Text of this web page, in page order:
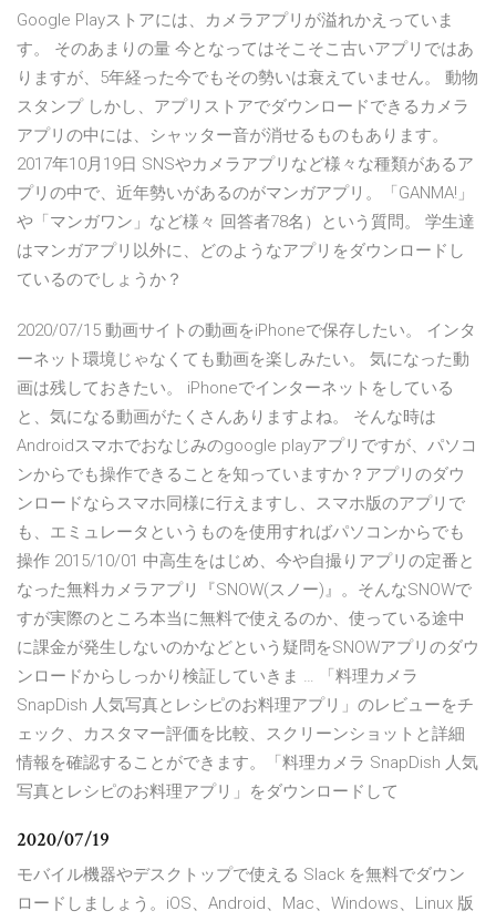
Google Playストアには、カメラアプリが溢れかえっていま
す。 そのあまりの量 今となってはそこそこ古いアプリではあ
りますが、5年経った今でもその勢いは衰えていません。 動物
スタンプ しかし、アプリストアでダウンロードできるカメラ
アプリの中には、シャッター音が消せるものもあります。
2017年10月19日 SNSやカメラアプリなど様々な種類があるア
プリの中で、近年勢いがあるのがマンガアプリ。「GANMA!」
や「マンガワン」など様々 回答者78名）という質問。 学生達
はマンガアプリ以外に、どのようなアプリをダウンロードし
ているのでしょうか？
2020/07/15 動画サイトの動画をiPhoneで保存したい。 インタ
ーネット環境じゃなくても動画を楽しみたい。 気になった動
画は残しておきたい。 iPhoneでインターネットをしている
と、気になる動画がたくさんありますよね。 そんな時は
Androidスマホでおなじみのgoogle playアプリですが、パソコ
ンからでも操作できることを知っていますか？アプリのダウ
ンロードならスマホ同様に行えますし、スマホ版のアプリで
も、エミュレータというものを使用すればパソコンからでも
操作 2015/10/01 中高生をはじめ、今や自撮りアプリの定番と
なった無料カメラアプリ『SNOW(スノー)』。そんなSNOWで
すが実際のところ本当に無料で使えるのか、使っている途中
に課金が発生しないのかなどという疑問をSNOWアプリのダウ
ンロードからしっかり検証していきま … 「料理カメラ
SnapDish 人気写真とレシピのお料理アプリ」のレビューをチ
ェック、カスタマー評価を比較、スクリーンショットと詳細
情報を確認することができます。「料理カメラ SnapDish 人気
写真とレシピのお料理アプリ」をダウンロードして
2020/07/19
モバイル機器やデスクトップで使える Slack を無料でダウン
ロードしましょう。iOS、Android、Mac、Windows、Linux 版